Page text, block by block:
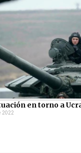
en torno a
2022